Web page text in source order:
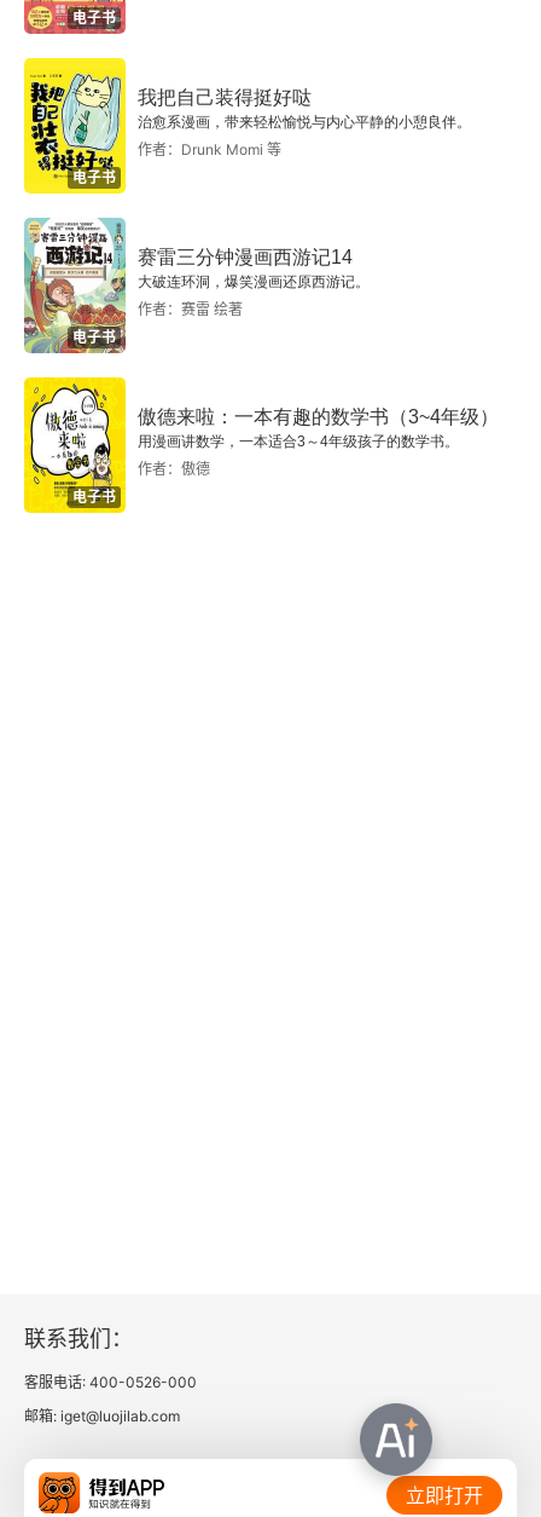
电子书
电子书
我把自己装得挺好哒
治愈系漫画，带来轻松愉悦与内心平静的小憩良伴。
作者：Drunk Momi 等
电子书
赛雷三分钟漫画西游记14
大破连环洞，爆笑漫画还原西游记。
作者：赛雷 绘著
电子书
傲德来啦：一本有趣的数学书（3~4年级）
用漫画讲数学，一本适合3～4年级孩子的数学书。
作者：傲德
联系我们：
客服电话: 400-0526-000
邮箱: iget@luojilab.com
相关链接： 立即打开